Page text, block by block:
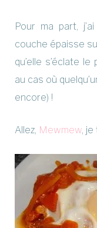
Pour ma part,
couche épaisse
qu’elle s’éclate
au cas où
encore) !
Allez, Mewmew,